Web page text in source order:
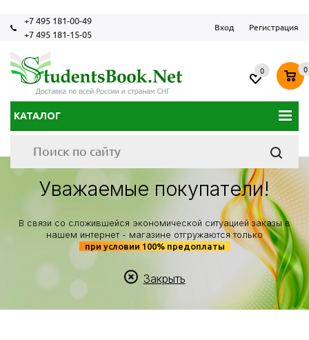
+7 495 181-00-49
+7 495 181-15-05
Вход Регистрация
КАТАЛОГ
0 0
Уважаемые покупатели!
В связи со сложившейся экономической ситуацией заказы в
нашем интернет - магазине отгружаются только
при условии 100% предоплаты
Закрыть